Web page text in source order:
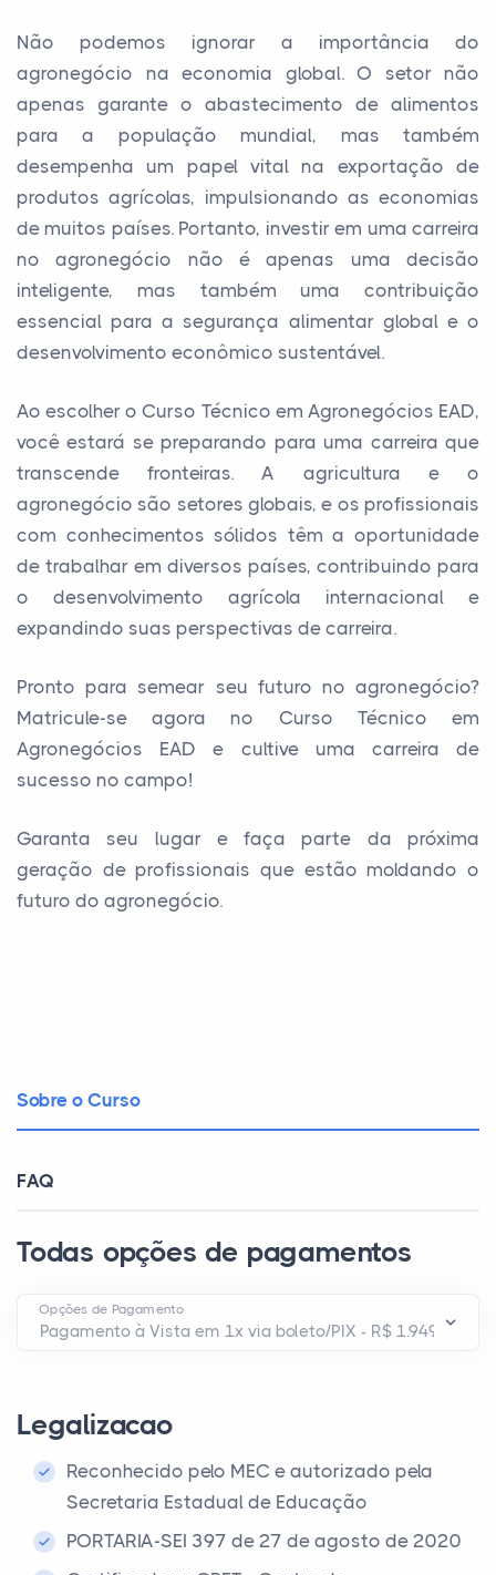
Não podemos ignorar a importância do
agronegócio na economia global. O setor não
apenas garante o abastecimento de alimentos
para a população mundial, mas também
desempenha um papel vital na exportação de
produtos agrícolas, impulsionando as economias
de muitos países. Portanto, investir em uma carreira
no agronegócio não é apenas uma decisão
inteligente, mas também uma contribuição
essencial para a segurança alimentar global e o
desenvolvimento econômico sustentável.
Ao escolher o Curso Técnico em Agronegócios EAD,
você estará se preparando para uma carreira que
transcende fronteiras. A agricultura e o
agronegócio são setores globais, e os profissionais
com conhecimentos sólidos têm a oportunidade
de trabalhar em diversos países, contribuindo para
o desenvolvimento agrícola internacional e
expandindo suas perspectivas de carreira.
Pronto para semear seu futuro no agronegócio?
Matricule-se agora no Curso Técnico em
Agronegócios EAD e cultive uma carreira de
sucesso no campo!
Garanta seu lugar e faça parte da próxima
geração de profissionais que estão moldando o
futuro do agronegócio.
Sobre o Curso
FAQ
Todas opções de pagamentos
Opções de Pagamento
Legalizacao
Reconhecido pelo MEC e autorizado pela
Secretaria Estadual de Educação
PORTARIA-SEI 397 de 27 de agosto de 2020